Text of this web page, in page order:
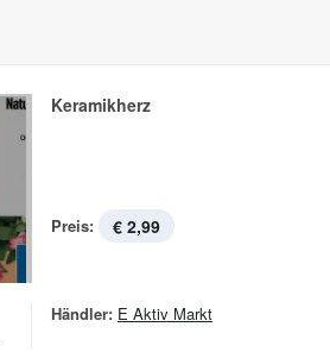
Keramikherz
Preis: € 2,99
Händler: E Aktiv Markt